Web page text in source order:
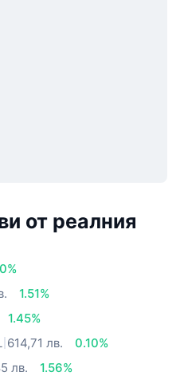
от реалния
1.51%
1.45%
614,71 лв.
0.10%
лв.
1.56%